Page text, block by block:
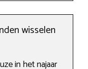
wisselen
in het najaar